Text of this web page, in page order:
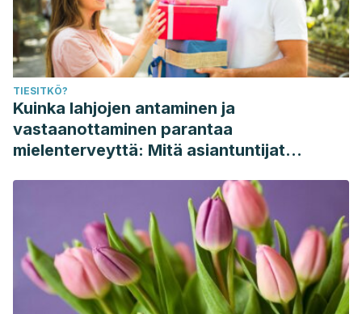
TIESITKÖ?
Kuinka lahjojen antaminen ja
vastaanottaminen parantaa
mielenterveyttä: Mitä asiantuntijat